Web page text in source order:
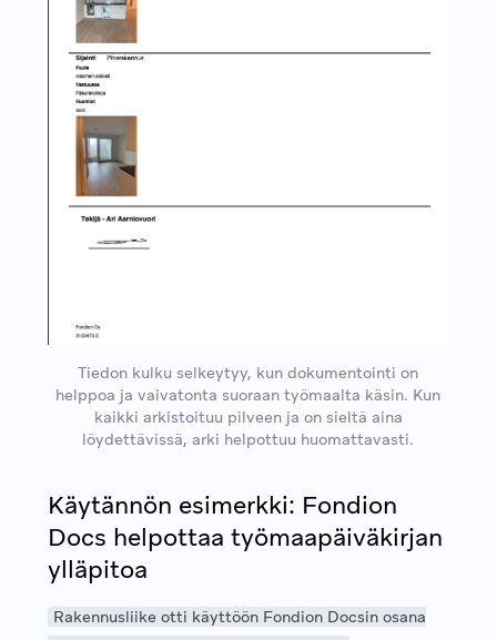
Tiedon kulku selkeytyy, kun dokumentointi on
helppoa ja vaivatonta suoraan työmaalta käsin. Kun
kaikki arkistoituu pilveen ja on sieltä aina
löydettävissä, arki helpottuu huomattavasti.
Käytännön esimerkki: Fondion
Docs helpottaa työmaapäiväkirjan
ylläpitoa
Rakennusliike otti käyttöön Fondion Docsin osana